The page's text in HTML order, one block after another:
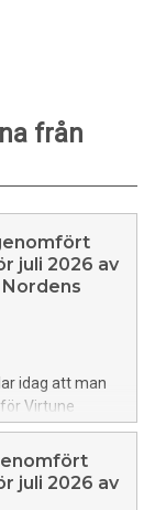
från
juli 2026 av
idag att man
Virtune
Stockholm för
tickernamn
Top 10 Index
juli 2026 av